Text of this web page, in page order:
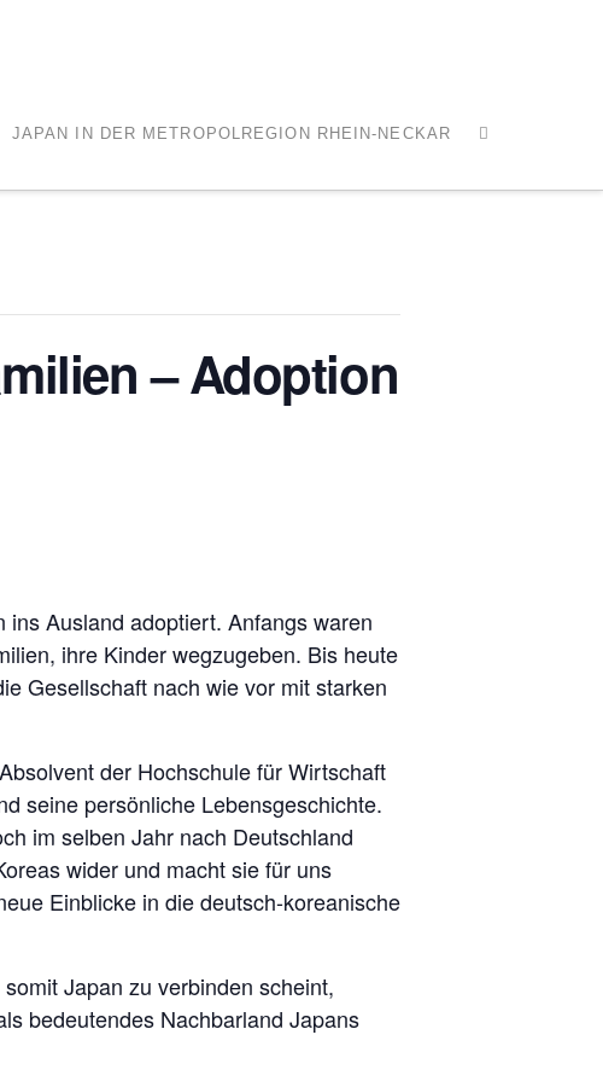
JAPAN IN DER METROPOLREGION RHEIN-NECKAR
– Adoption
Ausland adoptiert. Anfangs waren
ihre Kinder wegzugeben. Bis heute
Gesellschaft nach wie vor mit starken
der Hochschule für Wirtschaft
seine persönliche Lebensgeschichte.
im selben Jahr nach Deutschland
wider und macht sie für uns
Einblicke in die deutsch-koreanische
Japan zu verbinden scheint,
bedeutendes Nachbarland Japans